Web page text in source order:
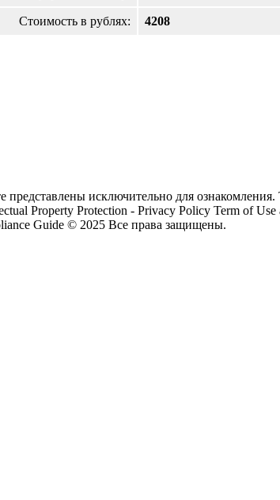
Стоимость в рублях: 4208
представлены исключительно для ознакомления.
Property Protection - Privacy Policy Term of
Guide © 2025 Все права защищены.